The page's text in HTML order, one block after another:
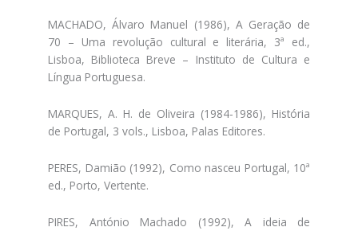
MACHADO, Álvaro Manuel (1986), A Geração de
70 – Uma revolução cultural e literária, 3ª ed.,
Lisboa, Biblioteca Breve – Instituto de Cultura e
Língua Portuguesa.
MARQUES, A. H. de Oliveira (1984-1986), História
de Portugal, 3 vols., Lisboa, Palas Editores.
PERES, Damião (1992), Como nasceu Portugal, 10ª
ed., Porto, Vertente.
PIRES, António Machado (1992), A ideia de